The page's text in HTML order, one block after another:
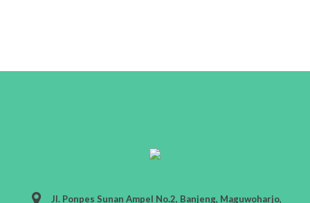
Jl. Ponpes Sunan Ampel No.2, Banjeng, Maguwoharjo,